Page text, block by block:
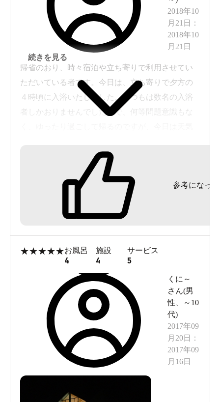
2018年10
月21日
：
2018年10
月21日
帰省のおり、時々宿泊や立ち寄りで利用させてい
ただいている者です。今日は、立ち寄りで夕方の
４時頃に入浴いたしました。いつもは数名の入浴
者しかおりませんでしたので、何等問題意識もな
体さんで洗い場が埋まるほどでした。いや良くみ
ると、１３ヶ所ある洗い場のうち、人がいないの
に三個の風呂道具が占有し、さらに四ヶ所程に椅
子・洗面器の不足が見られました。更によくよく
見ると、浴場内に洗面道具等を置く手荷物置き場
場内の全ての洗い場が使えるよう、簡素なもので
よいので、手荷物置き場と、洗い場の数と同等の
椅子・洗面器の備え付けがあれば、さほど待つこ
となく体を洗えたなーと感じました。本題からず
れますが、色々注意書きの多い温泉施設も多く見
られますが、私個人としてはそのような施設は敬
遠いたします。注意書きがないのは、利用客のマ
ナーの良さと、その施設様の何気ない気配りの表
れの裏づけと拝察いたしております。貴施設は、
その点において十分であることを付け加え、今後
続きを見る
参考になった
★★★★★お風呂
4
施設
4
サービス
5
くに～
さん(男
性
～10
代)
2017年09
月20日
：
2017年09
月16日